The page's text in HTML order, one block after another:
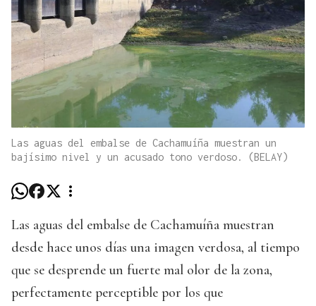
Las aguas del embalse de Cachamuíña muestran un
bajísimo nivel y un acusado tono verdoso. (BELAY)
Las aguas del embalse de Cachamuíña muestran
desde hace unos días una imagen verdosa, al tiempo
que se desprende un fuerte mal olor de la zona,
perfectamente perceptible por los que